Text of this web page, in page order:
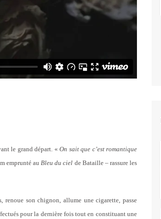
le grand départ. «On sait que c’est romantique
emprunté au Bleu du ciel de Bataille – rassure les
renoue son chignon, allume une cigarette, passe
pour la dernière fois tout en constituant une